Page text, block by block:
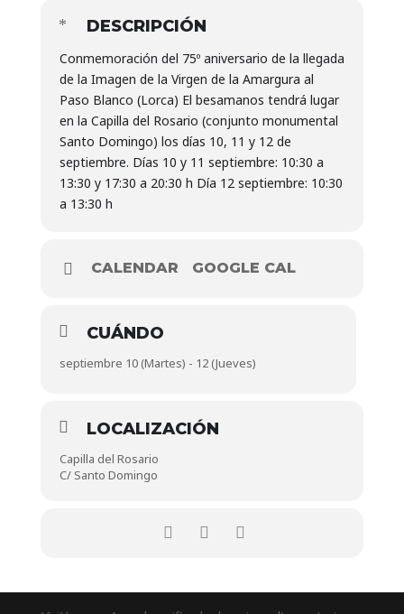
DESCRIPCIÓN
Conmemoración del 75º aniversario de la llegada
de la Imagen de la Virgen de la Amargura al
Paso Blanco (Lorca) El besamanos tendrá lugar
en la Capilla del Rosario (conjunto monumental
Santo Domingo) los días 10, 11 y 12 de
septiembre. Días 10 y 11 septiembre: 10:30 a
13:30 y 17:30 a 20:30 h Día 12 septiembre: 10:30
a 13:30 h
CALENDAR GOOGLE CAL
CUÁNDO
septiembre 10 (Martes) - 12 (Jueves)
LOCALIZACIÓN
Capilla del Rosario
C/ Santo Domingo